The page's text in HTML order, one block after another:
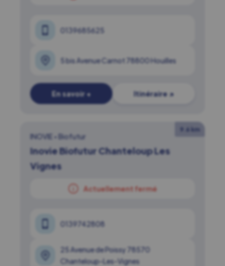
0139685625
5 bis Avenue Carnot 78800 Houilles
En savoir + Itinéraire ↗
9.6 km
INOVIE • Biofutur
Inovie Biofutur Chanteloup Les
Vignes
Actuellement fermé
0139742808
25 Avenue de Poissy 78570
Chanteloup-Les-Vignes